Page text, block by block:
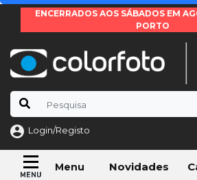
ENCERRADOS AOS SÁBADOS EM
PORTO
Login/Registo
Menu Novidades